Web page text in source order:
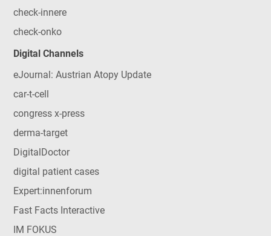
check-innere
check-onko
Digital Channels
eJournal: Austrian Atopy Update
car-t-cell
congress x-press
derma-target
DigitalDoctor
digital patient cases
Expert:innenforum
Fast Facts Interactive
IM FOKUS